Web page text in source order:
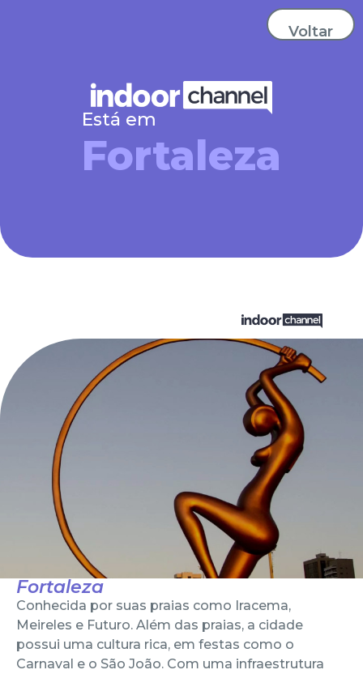
Voltar
Está em
Fortaleza
Fortaleza
Conhecida por suas praias como Iracema,
Meireles e Futuro. Além das praias, a cidade
possui uma cultura rica, em festas como o
Carnaval e o São João. Com uma infraestrutura